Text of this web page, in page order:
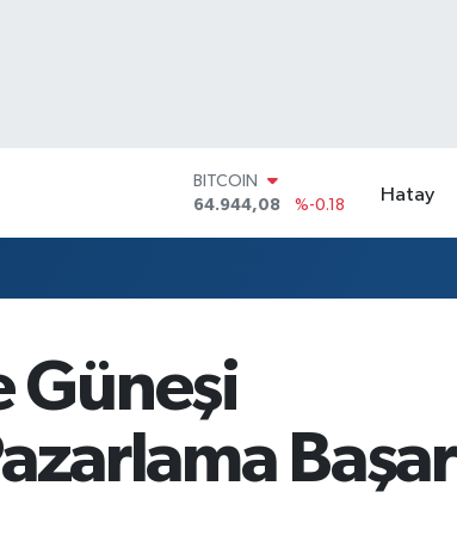
DOLAR
47,7436
%0.18
64,4811
%0.38
BİST100
13.779
BITCOIN
64.944,08
%-0.18
Hatay
Güneşi